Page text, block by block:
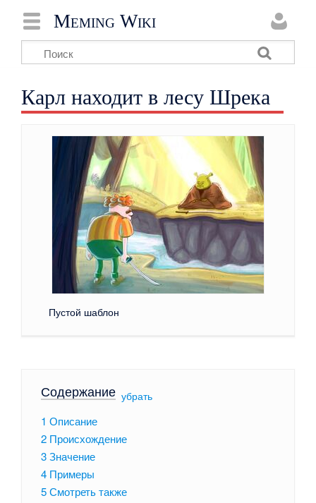
Meming Wiki
Карл находит в лесу Шрека
Пустой шаблон
Содержание[ убрать]
1 Описание
2 Происхождение
3Значение
4 Примеры
5Смотреть также